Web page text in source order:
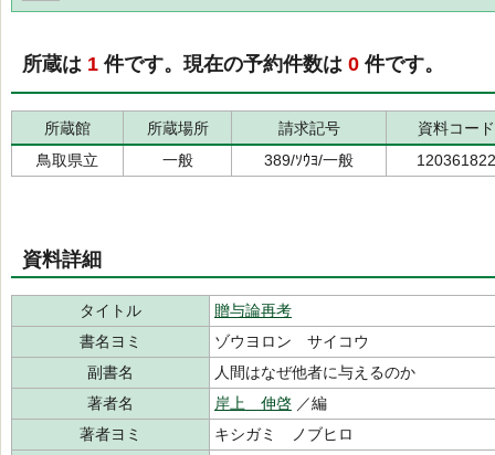
所蔵は 1 件です。現在の予約件数は 0 件です。
所蔵館 所蔵場所 請求記号
資料コード
鳥取県立
一般 389/ｿｳﾖ/一般 120361822
資料詳細
タイトル
贈与論再考
書名ヨミ
ゾウヨロン サイコウ
副書名
人間はなぜ他者に与えるのか
著者名
岸上 伸啓 ／編
著者ヨミ
キシガミ ノブヒロ